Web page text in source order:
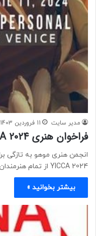
مدیر سایت 11 فروردین 1403
فراخوان هنری YICCA 2024
انجمن هنری موهو به تازگی
YICCA 2024 از تمام هنرمندان سراسر دنیا دعوت به…
بیشتر بخوانید »